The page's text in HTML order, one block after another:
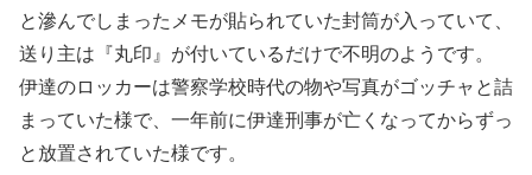
と滲んでしまったメモが貼られていた封筒が入っていて、
送り主は『丸印』が付いているだけで不明のようです。
伊達のロッカーは警察学校時代の物や写真がゴッチャと詰
まっていた様で、一年前に伊達刑事が亡くなってからずっ
と放置されていた様です。